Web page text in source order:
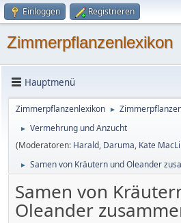
Einloggen Registrieren
Zimmerpflanzenlexikon
Hauptmenü
Zimmerpflanzenlexikon ►
►
Vermehrung und Anzucht
(Moderatoren: Harald, Daruma, Kate
► Samen von Kräutern und Oleander
Samen von
Oleander